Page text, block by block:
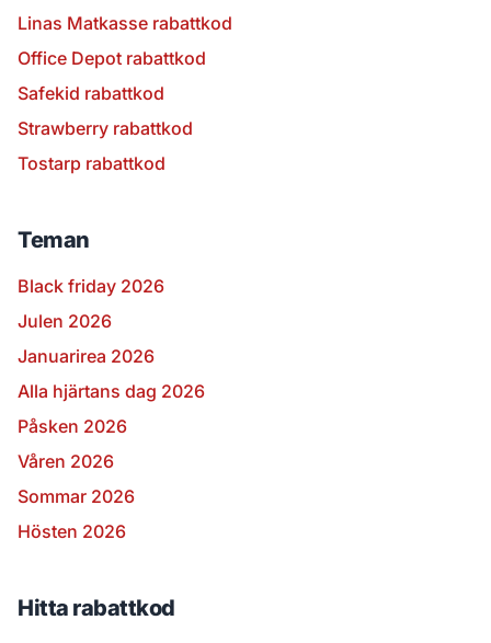
Linas Matkasse rabattkod
Office Depot rabattkod
Safekid rabattkod
Strawberry rabattkod
Tostarp rabattkod
Teman
Black friday 2026
Julen 2026
Januarirea 2026
Alla hjärtans dag 2026
Påsken 2026
Våren 2026
Sommar 2026
Hösten 2026
Hitta rabattkod